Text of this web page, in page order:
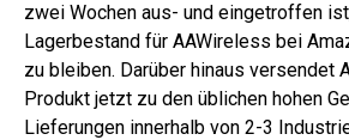
zwei Wochen aus- und eingetroffen
Lagerbestand für AAWireless bei
zu bleiben. Darüber hinaus versendet
Produkt jetzt zu den üblichen hohen
Lieferungen innerhalb von 2-3